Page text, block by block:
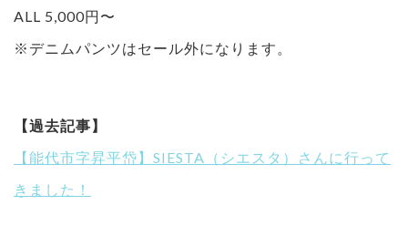
ALL 5,000円〜
※デニムパンツはセール外になります。
【過去記事】
【能代市字昇平岱】SIESTA（シエスタ）さんに行って
きました！